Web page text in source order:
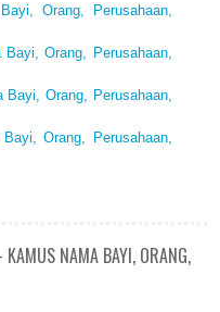
Orang, Perusahaan,
Orang, Perusahaan,
Orang, Perusahaan,
Orang, Perusahaan,
NAMA BAYI, ORANG,